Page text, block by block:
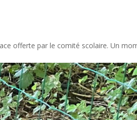
offerte par le comité scolaire. Un